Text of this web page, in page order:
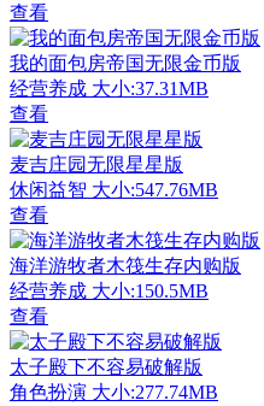
查看
我的面包房帝国无限金币版
经营养成 大小:37.31MB
查看
麦吉庄园无限星星版
休闲益智 大小:547.76MB
查看
海洋游牧者木筏生存内购版
经营养成 大小:150.5MB
查看
太子殿下不容易破解版
角色扮演 大小:277.74MB